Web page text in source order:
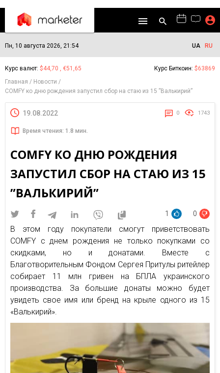
Пн, 10 августа 2026, 21:54 UA RU
Курс валют: $44,70 , €51,65 Курс Биткоин: $63869
Главная
Новости
COMFY ко дню рождения запустил сбор на стаю из 15 ”Валькирий”
19.08.2022 0 1743
Время чтения: 1.8 мин.
COMFY КО ДНЮ РОЖДЕНИЯ
ЗАПУСТИЛ СБОР НА СТАЮ ИЗ 15
”ВАЛЬКИРИЙ”
1 0
В этом году покупатели смогут приветствовать
COMFY с днем рождения не только покупками со
скидками, но и донатами. Вместе с
Благотворительным Фондом Сергея Притулы ритейлер
собирает 11 млн гривен на БПЛА украинского
производства. За большие донаты можно будет
увидеть свое имя или бренд на крыле одного из 15
«Валькирий».